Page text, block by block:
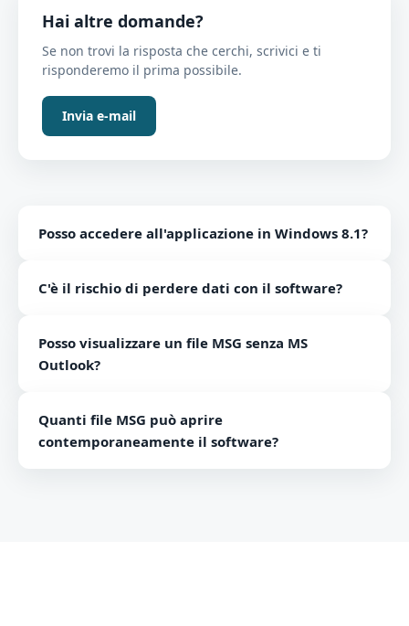
Hai altre domande?
Se non trovi la risposta che cerchi, scrivici e ti
risponderemo il prima possibile.
Invia e-mail
Posso accedere all'applicazione in Windows 8.1?
tutte le versioni di Windows, incluso Windows 8.1.
C'è il rischio di perdere dati con il software?
sicuro in modo che non sia possibile alcuna perdita di
dati.
Posso visualizzare un file MSG senza MS
Outlook?
poiché il software funziona in modo indipendente.
Quanti file MSG può aprire
contemporaneamente il software?